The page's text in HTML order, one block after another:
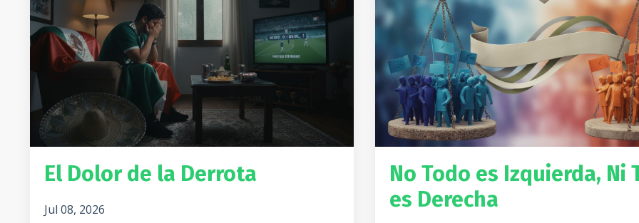
El Dolor de la Derrota
Jul 08, 2026
No Todo es Izquierda, Ni
es Derecha